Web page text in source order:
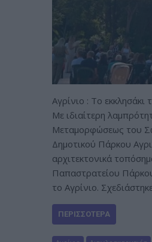
Αγρίνιο : Το
Με ιδιαίτερη
Μεταμορφώσεως του
Δημοτικού Πάρκου
αρχιτεκτονικά
Παπαστρατείου
το Αγρίνιο.
ΠΕΡΙΣΣΌΤΕΡΑ